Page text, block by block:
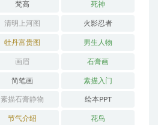
梵高 死神
清明上河图 火影忍者
牡丹富贵图 男生人物
画眉 石膏画
简笔画 素描入门
素描石膏静物 绘本PPT
节气介绍 花鸟